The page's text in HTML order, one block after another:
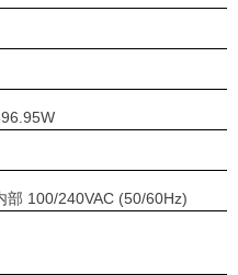
部 100/240VAC (50/60Hz)